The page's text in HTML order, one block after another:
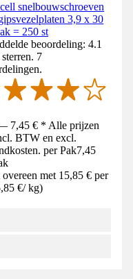
snelbouwschroeven
3,9 x 30
= 250 st
beoordeling: 4.1
7
7,45 € * Alle prijzen
BTW en excl.
per Pak7,45
met 15,85 € per
€/ kg)